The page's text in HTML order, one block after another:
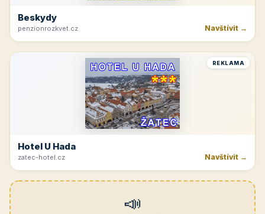
Beskydy
penzionrozkvet.cz Navštívit →
REKLAMA
Hotel U Hada
zatec-hotel.cz Navštívit →
📣